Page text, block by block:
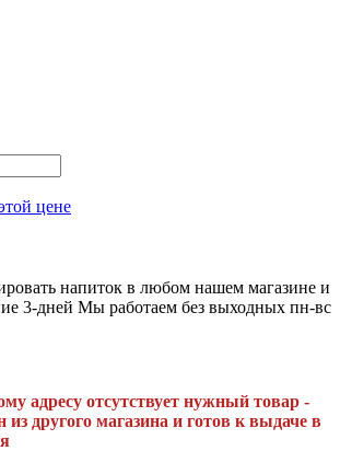
цене
напиток в любом нашем магазине и
3-дней Мы работаем без выходных пн-вс
адресу отсутствует нужный товар -
из другого магазина и готов к выдаче в